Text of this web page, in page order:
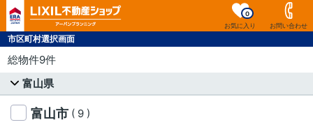
お気に入り
0
お問い合わせ
市区町村選択画面
総物件9件
富山県
富山市 ( 9 )